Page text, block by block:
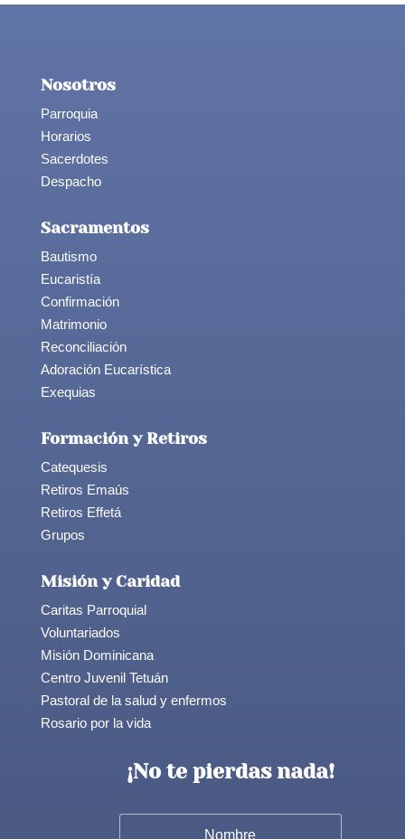
Nosotros
Parroquia
Horarios
Sacerdotes
Despacho
Sacramentos
Bautismo
Eucaristía
Confirmación
Matrimonio
Reconciliación
Adoración Eucarística
Exequias
Formación y Retiros
Catequesis
Retiros Emaús
Retiros Effetá
Grupos
Misión y Caridad
Caritas Parroquial
Voluntariados
Misión Dominicana
Centro Juvenil Tetuán
Pastoral de la salud y enfermos
Rosario por la vida
¡No te pierdas nada!